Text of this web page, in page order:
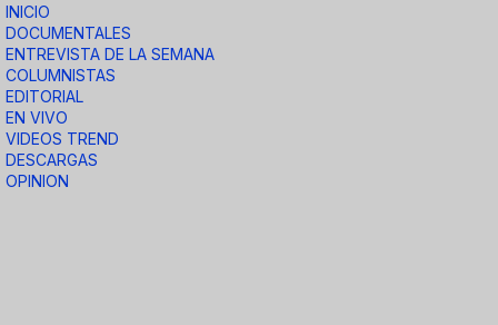
INICIO
DOCUMENTALES
ENTREVISTA DE LA SEMANA
COLUMNISTAS
EDITORIAL
EN VIVO
VIDEOS TREND
DESCARGAS
OPINION